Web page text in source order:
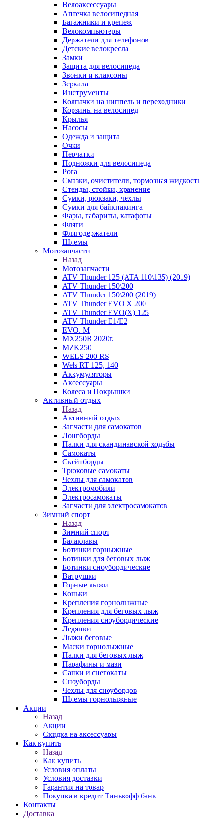
Велоаксессуары
Аптечка велосипедная
Багажники и крепеж
Велокомпьютеры
Держатели для телефонов
Детские велокресла
Замки
Защита для велосипеда
Звонки и клаксоны
Зеркала
Инструменты
Колпачки на ниппель и переходники
Корзины на велосипед
Крылья
Насосы
Одежда и защита
Очки
Перчатки
Подножки для велосипеда
Рога
Смазки, очистители, тормозная жидкость
Стенды, стойки, хранение
Сумки, рюкзаки, чехлы
Сумки для байкпакинга
Фары, габариты, катафоты
Фляги
Флягодержатели
Шлемы
Мотозапчасти
Назад
Мотозапчасти
ATV Thunder 125 (ATA 110\135) (2019)
ATV Thunder 150\200
ATV Thunder 150\200 (2019)
ATV Thunder EVO X 200
ATV Thunder EVO(X) 125
ATV Thunder Е1/Е2
EVO. M
MX250R 2020г.
MZK250
WELS 200 RS
Wels RT 125, 140
Аккумуляторы
Аксессуары
Колеса и Покрышки
Активный отдых
Назад
Активный отдых
Запчасти для самокатов
Лонгборды
Палки для скандинавской ходьбы
Самокаты
Скейтборды
Трюковые самокаты
Чехлы для самокатов
Электромобили
Электросамокаты
Запчасти для электросамокатов
Зимний спорт
Назад
Зимний спорт
Балаклавы
Ботинки горныжные
Ботинки для беговых лыж
Ботинки сноубордические
Ватрушки
Горные лыжи
Коньки
Крепления горнолыжные
Крепления для беговых лыж
Крепления сноубордические
Ледянки
Лыжи беговые
Маски горнолыжные
Палки для беговых лыж
Парафины и мази
Санки и снегокаты
Сноуборды
Чехлы для сноубордов
Шлемы горнолыжные
Акции
Назад
Акции
Скидка на аксессуары
Как купить
Назад
Как купить
Условия оплаты
Условия доставки
Гарантия на товар
Покупка в кредит Тинькофф банк
Контакты
Доставка